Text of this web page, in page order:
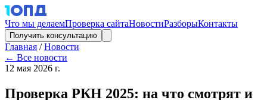
Что мы делаемПроверка сайтаНовостиРазборыКонтакты
Получить консультацию
Главная / Новости
← Все новости
12 мая 2026 г.
Проверка РКН 2025: на что смотрят и